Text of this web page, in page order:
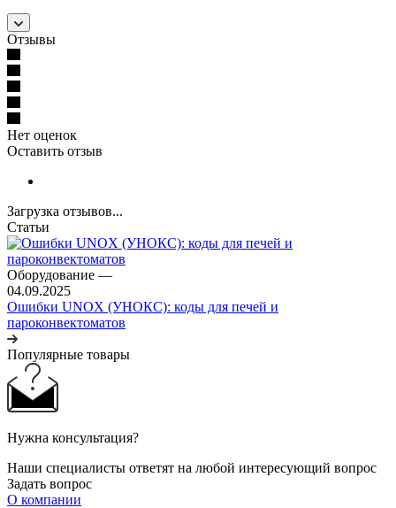
Отзывы
Нет оценок
Оставить отзыв
Загрузка отзывов...
Статьи
Оборудование —
04.09.2025
Ошибки UNOX (УНОКС): коды для печей и
пароконвектоматов
Популярные товары
Нужна консультация?
Наши специалисты ответят на любой интересующий вопрос
Задать вопрос
О компании